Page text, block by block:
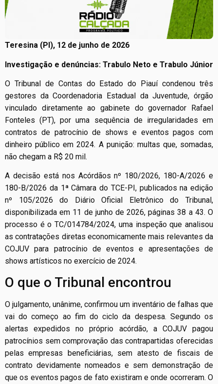
Teresina (PI), 12 de junho de 2026
Investigação e denúncias: Trabulo Neto e Trabulo Júnior
O Tribunal de Contas do Estado do Piauí condenou três
gestores da Coordenadoria Estadual da Juventude, órgão
vinculado diretamente ao gabinete do governador Rafael
Fonteles (PT), por uma sequência de irregularidades em
contratos de patrocínio de shows e eventos pagos com
dinheiro público em 2024. A punição: multas que, somadas,
não chegam a R$ 20 mil.
A decisão está nos Acórdãos nº 180/2026, 180-A/2026 e
180-B/2026 da 1ª Câmara do TCE-PI, publicados na edição
nº 105/2026 do Diário Oficial Eletrônico do Tribunal,
disponibilizada em 11 de junho de 2026, páginas 38 a 43. O
processo é o TC/014784/2024, uma inspeção que analisou
as contratações diretas economicamente mais relevantes da
COJUV para patrocínio de eventos e apresentações de
shows artísticos no exercício de 2024.
O que o Tribunal encontrou
O julgamento, unânime, confirmou um inventário de falhas que
vai do começo ao fim do ciclo da despesa. Segundo os
alertas expedidos no próprio acórdão, a COJUV pagou
patrocínios sem comprovação das contrapartidas oferecidas
pelas empresas beneficiárias, sem atesto de fiscais de
contrato devidamente nomeados e sem demonstração de
que os eventos pagos de fato existiram e onde ocorreram. O